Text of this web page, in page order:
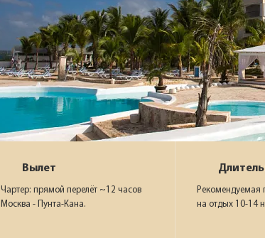
Вылет
Чартер: прямой перелёт ~12 часов
Москва - Пунта-Кана.
Рекомендуемая
на отдых 10-14